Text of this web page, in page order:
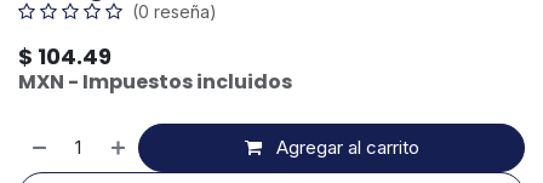
(0 reseña)
$ 104.49
MXN - Impuestos incluidos
Agregar al carrito